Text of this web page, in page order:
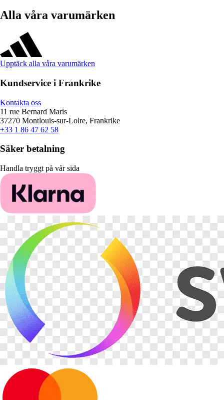
Alla våra varumärken
Upptäck alla våra varumärken
Kundservice i Frankrike
Kontakta oss
11 rue Bernard Maris
37270 Montlouis-sur-Loire, Frankrike
+33 1 86 47 62 58
Säker betalning
Handla tryggt på vår sida